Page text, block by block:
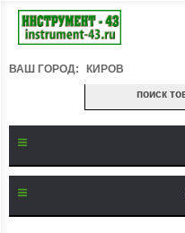
ВАШ ГОРОД: КИРОВ